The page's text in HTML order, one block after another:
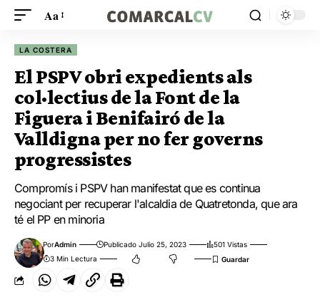
Aa
LA COSTERA
El PSPV obri expedients als
col·lectius de la Font de la
Figuera i Benifairó de la
Valldigna per no fer governs
progressistes
Compromís i PSPV han manifestat que es continua
negociant per recuperar l'alcaldia de Quatretonda, que ara
té el PP en minoria
PorAdmin Publicado Julio 25, 2023
501 Vistas
3 Min Lectura